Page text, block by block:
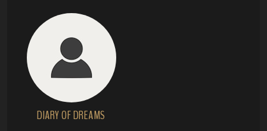
DIARY OF DREAMS